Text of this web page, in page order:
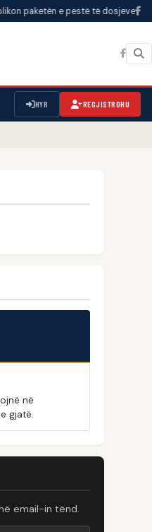
e pestë të dosjeve për UFO-t:
HYR REGJISTROHU
në
gjatë.
email-in tënd.